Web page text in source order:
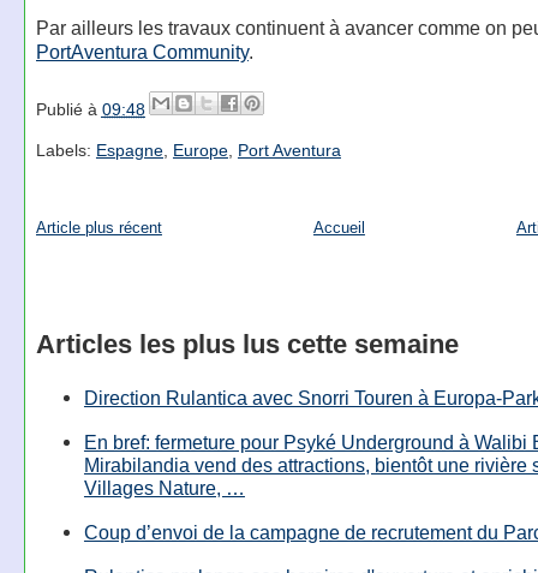
Par ailleurs les travaux continuent à avancer comme on
PortAventura Community.
Publié à 09:48
Labels: Espagne, Europe, Port Aventura
Article plus récent Accueil
Articles les plus lus cette semaine
Direction Rulantica avec Snorri Touren à Europa-
En bref: fermeture pour Psyké Underground à Walibi
Mirabilandia vend des attractions, bientôt une rivière
Villages Nature, …
Coup d’envoi de la campagne de recrutement du